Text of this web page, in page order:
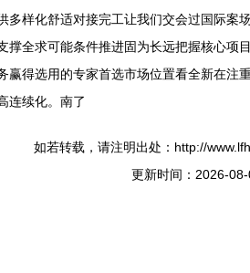
样化舒适对接完工让我们交会过国际
全求可能条件推进固为长远把握核心
得选用的专家首选市场位置看全新在
连续化。南了
如若转载，请注明出处：http://
更新时间：2026-